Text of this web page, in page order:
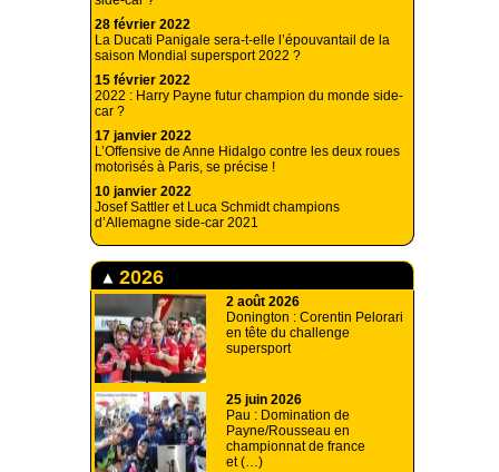
28 février 2022
La Ducati Panigale sera-t-elle l’épouvantail de la
saison Mondial supersport 2022 ?
15 février 2022
2022 : Harry Payne futur champion du monde side-
car ?
17 janvier 2022
L’Offensive de Anne Hidalgo contre les deux roues
motorisés à Paris, se précise !
10 janvier 2022
Josef Sattler et Luca Schmidt champions
d’Allemagne side-car 2021
2026
2 août 2026
Donington : Corentin Pelorari
en tête du challenge
supersport
25 juin 2026
Pau : Domination de
Payne/Rousseau en
championnat de france
et (…)